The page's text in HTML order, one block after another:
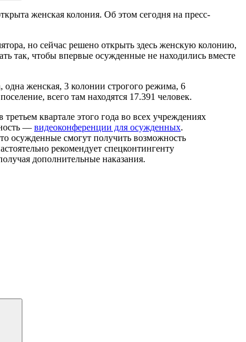
женская колония. Об этом сегодня на пресс-
но сейчас решено открыть здесь женскую колонию,
так, чтобы впервые осужденные не находились вместе
женская, 3 колонии строгого режима, 6
всего там находятся 17.391 человек.
квартале этого года во всех учреждениях
— видеоконференции для осужденных.
осужденные смогут получить возможность
рекомендует спецконтингенту
дополнительные наказания.